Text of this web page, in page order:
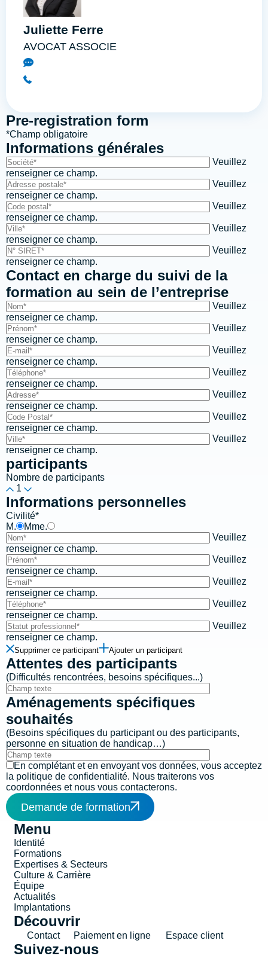
Juliette Ferre
AVOCAT ASSOCIE
Pre-registration form
*Champ obligatoire
Informations générales
Veuillez
renseigner ce champ.
Veuillez
renseigner ce champ.
Veuillez
renseigner ce champ.
Veuillez
renseigner ce champ.
Veuillez
renseigner ce champ.
Contact en charge du suivi de la
formation au sein de l’entreprise
Veuillez
renseigner ce champ.
Veuillez
renseigner ce champ.
Veuillez
renseigner ce champ.
Veuillez
renseigner ce champ.
Veuillez
renseigner ce champ.
Veuillez
renseigner ce champ.
Veuillez
renseigner ce champ.
participants
Nombre de participants
1
Informations personnelles
Civilité*
M.
Mme.
Veuillez
renseigner ce champ.
Veuillez
renseigner ce champ.
Veuillez
renseigner ce champ.
Veuillez
renseigner ce champ.
Veuillez
renseigner ce champ.
Supprimer ce participant Ajouter un participant
Attentes des participants
(Difficultés rencontrées, besoins spécifiques...)
Aménagements spécifiques
souhaités
(Besoins spécifiques du participant ou des participants,
personne en situation de handicap…)
En complétant et en envoyant vos données, vous acceptez
la politique de confidentialité. Nous traiterons vos
coordonnées et nous vous contacterons.
Demande de formation
Menu
Identité
Formations
Expertises & Secteurs
Culture & Carrière
Équipe
Actualités
Implantations
Découvrir
Contact Paiement en ligne Espace client
Suivez-nous